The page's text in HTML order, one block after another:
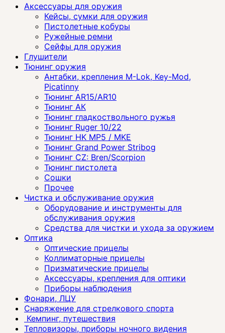
Аксессуары для оружия
Кейсы, сумки для оружия
Пистолетные кобуры
Ружейные ремни
Сейфы для оружия
Глушители
Тюнинг оружия
Антабки, крепления M-Lok, Key-Mod,
Picatinny
Тюнинг AR15/AR10
Тюнинг АК
Тюнинг гладкоствольного ружья
Тюнинг Ruger 10/22
Тюнинг HK MP5 / MKE
Тюнинг Grand Power Stribog
Тюнинг CZ: Bren/Scorpion
Тюнинг пистолета
Сошки
Прочее
Чистка и обслуживание оружия
Оборудование и инструменты для
обслуживания оружия
Средства для чистки и ухода за оружием
Оптика
Оптические прицелы
Коллиматорные прицелы
Призматические прицелы
Аксессуары, крепления для оптики
Приборы наблюдения
Фонари, ЛЦУ
Снаряжение для стрелкового спорта
Кемпинг, путешествия
Тепловизоры, приборы ночного видения